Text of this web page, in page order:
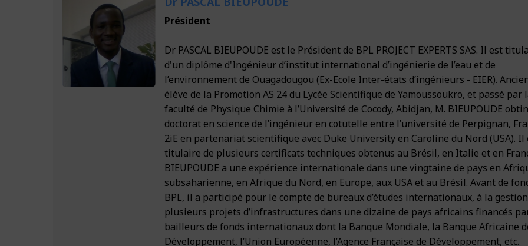
Certifications
Implantation
Nos partenaires
Vision de BPL Horizon 2030
Bâtiment et développement urbain
Agriculture et Développement rural
Environnement et Climat
Système d’Information Géographique (SIG) & TIC
Conseil, Assistance et Appui
Bâtiment
Agriculture
Environnement
SIG & TIC
Français
Français
English
Président
Dr PASCAL BIEUPOUDE est le Président de BPL PROJECT EXPERTS SAS. Il est
d'un diplôme d'Ingénieur d’institut international d’ingénierie de l’eau et de
l’environnement de Ouagadougou (Ex-Ecole Inter-états d’ingénieurs - EIER).
élève de la Promotion AS 24 du Lycée Scientifique de Yamoussoukro, et passé par
faculté de Physique Chimie à l’Université de Cocody, Abidjan, M. BIEUPOUDE
doctorat en science de l’ingénieur en cotutelle entre l’université de Perpignan,
2iE en partenariat scientifique avec Duke University en Caroline du Nord (USA). Il
titulaire de plusieurs certificats techniques obtenus au Brésil, en Italie et en
BIEUPOUDE a une expérience internationale dans une vingtaine de pays en
subsaharienne, en Afrique du Nord, en Europe, aux USA et au Brésil. Avant de
BPL, il a participé pour le compte de bureaux d’études internationaux, à la
plusieurs projets d’infrastructures dans une dizaine de pays africains financés
bailleurs de fonds internationaux dont la Banque Mondiale, la Banque Africaine
Développement, l’Union Européenne, l’Agence Française de Développement, etc.